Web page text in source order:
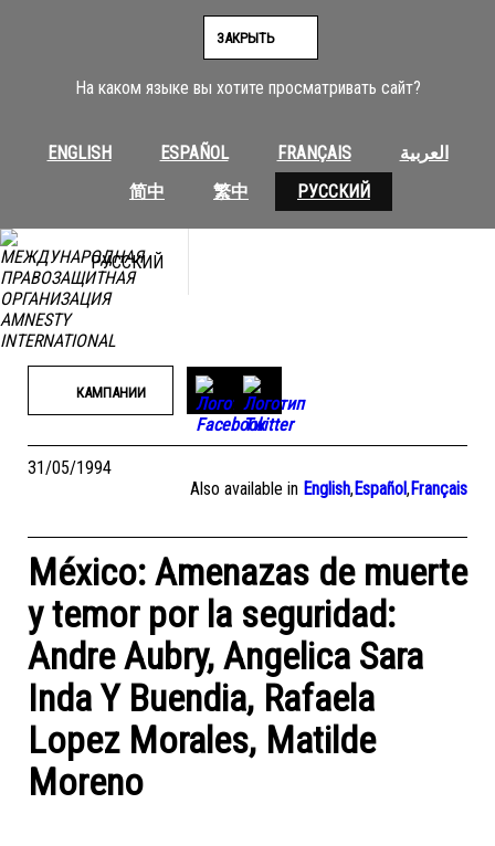
На каком языке вы хотите просматривать сайт?
ENGLISH ESPAÑOL FRANÇAIS
العربية
简中
繁中 РУССКИЙ
ЗАКРЫТЬ
РУССКИЙ
КАМПАНИИ
31/05/1994
Also available in English,Español,Français
México: Amenazas de muerte
y temor por la seguridad:
Andre Aubry, Angelica Sara
Inda Y Buendia, Rafaela
Lopez Morales, Matilde
Moreno